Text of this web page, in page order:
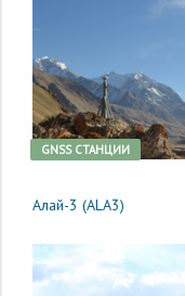
GNSS CТАНЦИИ
Алай-3 (ALA3)